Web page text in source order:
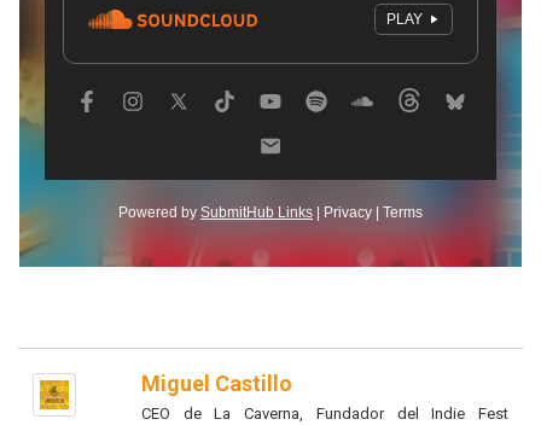
Miguel Castillo
CEO de La Caverna, Fundador del Indie Fest